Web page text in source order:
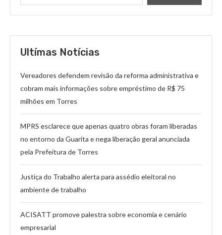
Ultímas Notícias
Vereadores defendem revisão da reforma administrativa e
cobram mais informações sobre empréstimo de R$ 75
milhões em Torres
MPRS esclarece que apenas quatro obras foram liberadas
no entorno da Guarita e nega liberação geral anunciada
pela Prefeitura de Torres
Justiça do Trabalho alerta para assédio eleitoral no
ambiente de trabalho
ACISATT promove palestra sobre economia e cenário
empresarial